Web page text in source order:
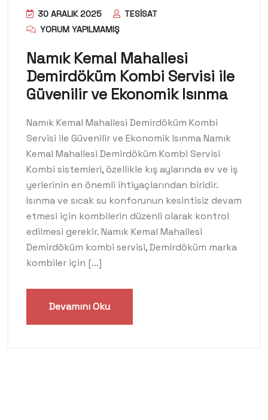
30 ARALIK 2025
TESISAT
YORUM YAPILMAMIŞ
Namık Kemal Mahallesi
Demirdöküm Kombi Servisi ile
Güvenilir ve Ekonomik Isınma
Namık Kemal Mahallesi Demirdöküm Kombi
Servisi ile Güvenilir ve Ekonomik Isınma Namık
Kemal Mahallesi Demirdöküm Kombi Servisi
Kombi sistemleri, özellikle kış aylarında ev ve iş
yerlerinin en önemli ihtiyaçlarından biridir.
Isınma ve sıcak su konforunun kesintisiz devam
etmesi için kombilerin düzenli olarak kontrol
edilmesi gerekir. Namık Kemal Mahallesi
Demirdöküm kombi servisi, Demirdöküm marka
kombiler için […]
Devamını Oku